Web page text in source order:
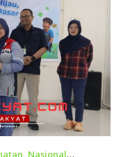
, Nasional